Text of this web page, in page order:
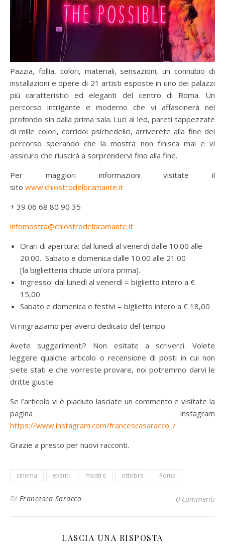
Pazzia, follia, colori, materiali, sensazioni, un connubio di
installazioni e opere di 21 artisti esposte in uno dei palazzi
più caratteristici ed eleganti del centro di Roma. Un
percorso intrigante e moderno che vi affascinerà nel
profondo sin dalla prima sala. Luci al led, pareti tappezzate
di mille colori, corridoi psichedelici, arriverete alla fine del
percorso sperando che la mostra non finisca mai e vi
assicuro che riuscirà a sorprendervi fino alla fine.
Per maggiori informazioni visitate il
sito www.chiostrodelbramante.it
+ 39 06 68 80 90 35
infomostra@chiostrodelbramante.it
Orari di apertura: dal lunedì al venerdì dalle 10.00 alle
20.00. Sabato e domenica dalle 10.00 alle 21.00
[la biglietteria chiude un’ora prima].
Ingresso: dal lunedì al venerdì = biglietto intero a €
15,00
Sabato e domenica e festivi = biglietto intero a € 18,00
Vi ringraziamo per averci dedicato del tempo.
Avete suggerimenti? Non esitate a scriverci. Volete
leggere qualche articolo o recensione di posti in cui non
siete stati e che vorreste provare, noi potremmo darvi le
dritte giuste.
Se l’articolo vi è piaciuto lasciate un commento e visitate la
pagina instagram
https://www.instagram.com/francescasaracco_/
Grazie a presto per nuovi racconti.
cinema eventi mostre ottobre Roma
Di Francesca Saracco 0 commenti
LASCIA UNA RISPOSTA